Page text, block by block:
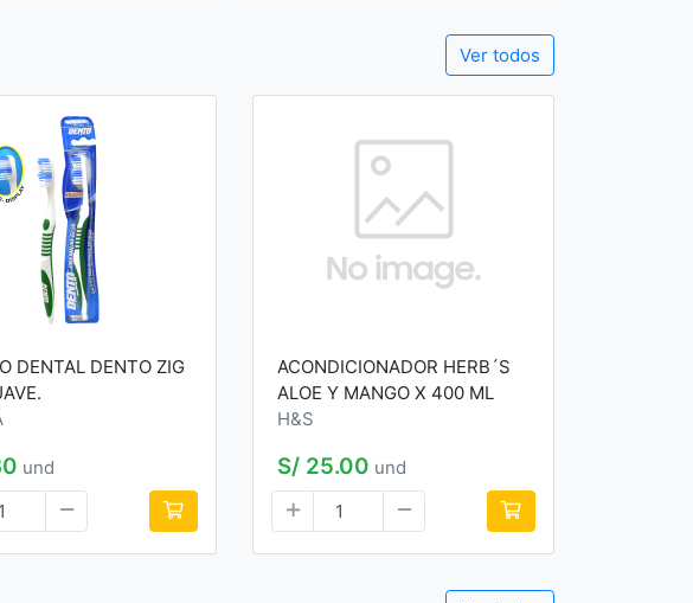
Ver todos
DENTAL DENTO ZIG
und
ACONDICIONADOR HERB´S
ALOE Y MANGO X 400 ML
H&S
S/ 25.00 und